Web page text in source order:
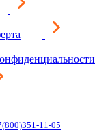
11-05